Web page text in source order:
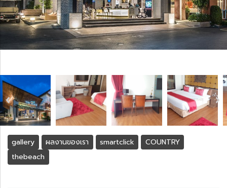
gallery ผลงานของเรา smartclick
COUNTRY
thebeach